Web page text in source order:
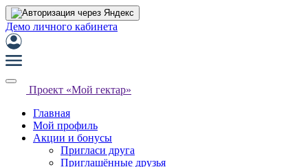
Демо личного кабинета
Проект «Мой гектар»
Главная
Мой профиль
Акции и бонусы
Пригласи друга
Приглашённые друзья